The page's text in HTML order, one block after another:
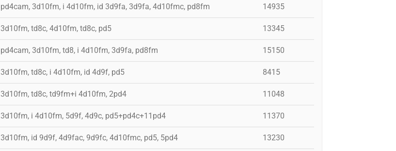
pd4cam, 3d10fm, i 4d10fm, id 3d9fa, 3d9fa, 4d10fmc, pd8fm 14935
3d10fm, td8c, 4d10fm, td8c, pd5 13345
pd4cam, 3d10fm, td8, i 4d10fm, 3d9fa, pd8fm 15150
3d10fm, td8c, i 4d10fm, id 4d9f, pd5 8415
3d10fm, td8c, td9fm+i 4d10fm, 2pd4 11048
3d10fm, i 4d10fm, 5d9f, 4d9c, pd5+pd4c+11pd4 11370
3d10fm, id 9d9f, 4d9fac, 9d9fc, 4d10fmc, pd5, 5pd4 13230